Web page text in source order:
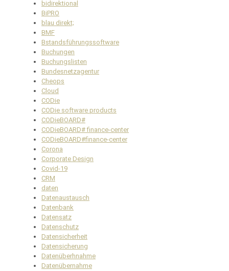
bidirektional
BiPRO
blau direkt;
BMF
Bstandsführungssoftware
Buchungen
Buchungslisten
Bundesnetzagentur
Cheops
Cloud
CODie
CODie software products
CODieBOARD#
CODieBOARD# finance-center
CODieBOARD#finance-center
Corona
Corporate Design
Covid-19
CRM
daten
Datenaustausch
Datenbank
Datensatz
Datenschutz
Datensicherheit
Datensicherung
Datenüberhnahme
Datenübernahme